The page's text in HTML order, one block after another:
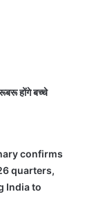
होंगे बच्चे
confirms
quarters,
India to